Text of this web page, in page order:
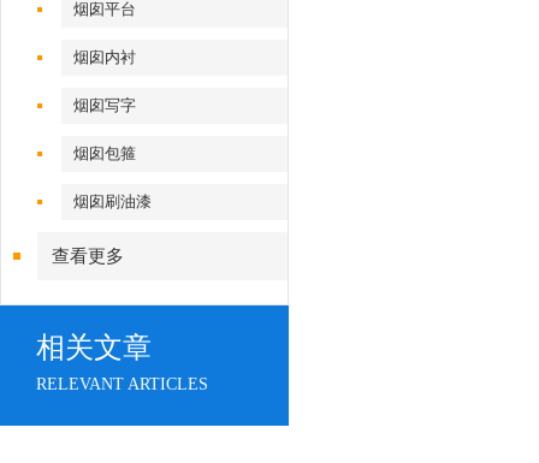
烟囱平台
烟囱内衬
烟囱写字
烟囱包箍
烟囱刷油漆
查看更多
相关文章
RELEVANT ARTICLES